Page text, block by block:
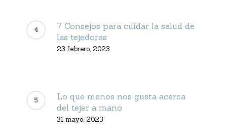
7 Consejos para cuidar la salud de
las tejedoras
23 febrero, 2023
Lo que menos nos gusta acerca
del tejer a mano
31 mayo, 2023